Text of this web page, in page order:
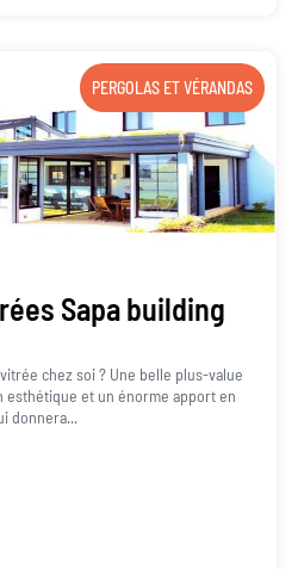
PERGOLAS ET VÉRANDAS
Sapa building
chez soi ? Une belle plus-value
esthétique et un énorme apport en
donnera...